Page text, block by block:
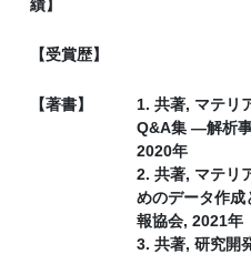
績】
【受賞歴】
【著書】
1. 共著, マテリ
Q&A集 ―解析
2020年
2. 共著, マテリ
めのデータ作成
報協会, 2021年
3. 共著, 研究開